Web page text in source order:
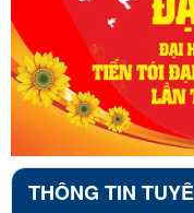
THÔNG TIN